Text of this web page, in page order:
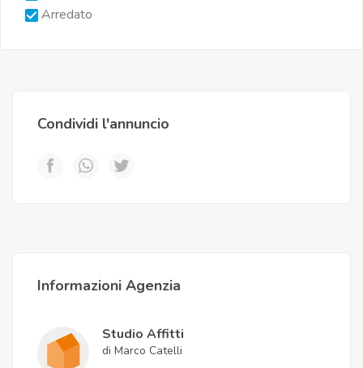
Arredato
Condividi l'annuncio
Informazioni Agenzia
Studio Affitti
di Marco Catelli